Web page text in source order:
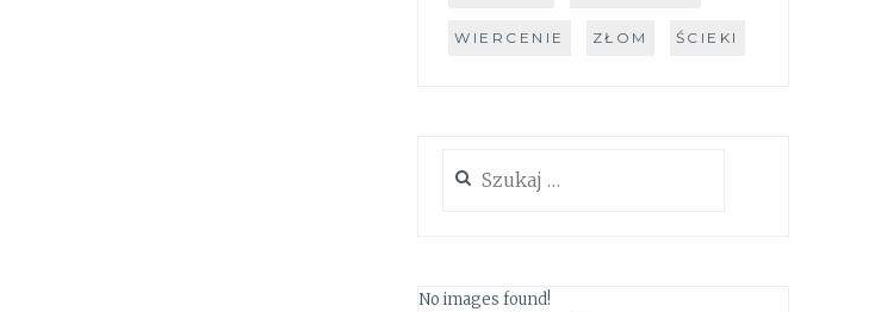
WIERCENIE ZŁOM ŚCIEKI
No images found!